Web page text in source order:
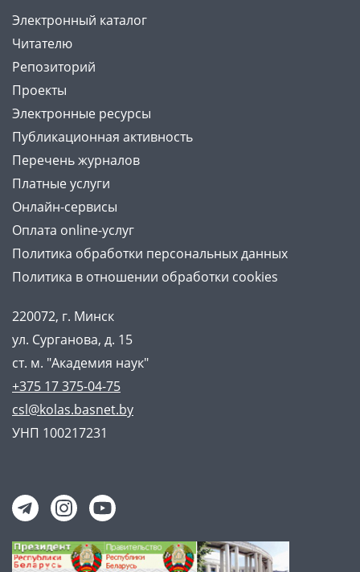
Электронный каталог
Читателю
Репозиторий
Проекты
Электронные ресурсы
Публикационная активность
Перечень журналов
Платные услуги
Онлайн-сервисы
Оплата online-услуг
Политика обработки персональных данных
Политика в отношении обработки cookies
220072, г. Минск
ул. Сурганова, д. 15
ст. м. "Академия наук"
+375 17 375-04-75
csl@kolas.basnet.by
УНП 100217231